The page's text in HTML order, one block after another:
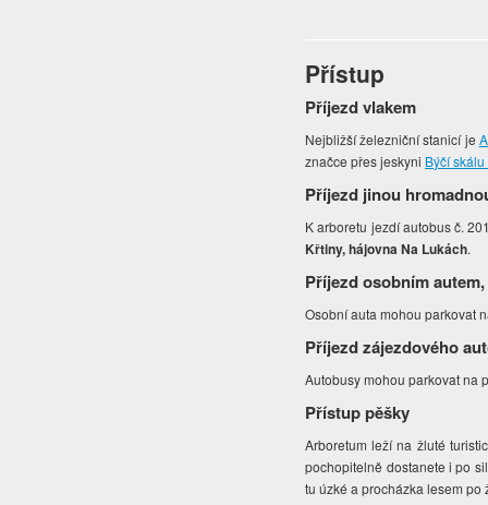
Přístup
Příjezd vlakem
Nejbližší železniční stanicí je
značce přes jeskyni Býčí skálu
Příjezd jinou
K arboretu jezdí autobus č.
Křtiny, hájovna Na Lukách.
Příjezd osobním
Osobní auta mohou parkovat
Příjezd zájezdového
Autobusy mohou parkovat na
Přístup pěšky
Arboretum leží na žluté
pochopitelně dostanete i po
tu úzké a procházka lesem po